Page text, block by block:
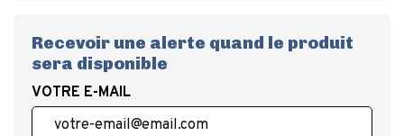
Recevoir une alerte quand le produit
sera disponible
VOTRE E-MAIL